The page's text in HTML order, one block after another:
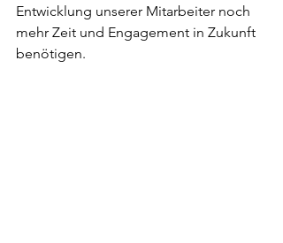
Entwicklung unserer Mitarbeiter noch
mehr Zeit und Engagement in Zukunft
benötigen.